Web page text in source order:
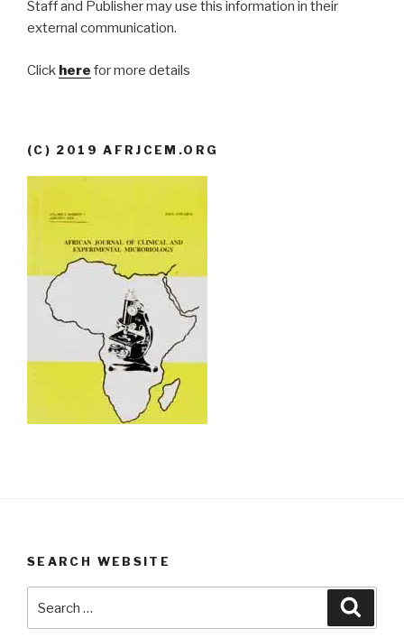
Staff and Publisher may use this information in their
external communication.
Click here for more details
(C) 2019 AFRJCEM.ORG
SEARCH WEBSITE
for: